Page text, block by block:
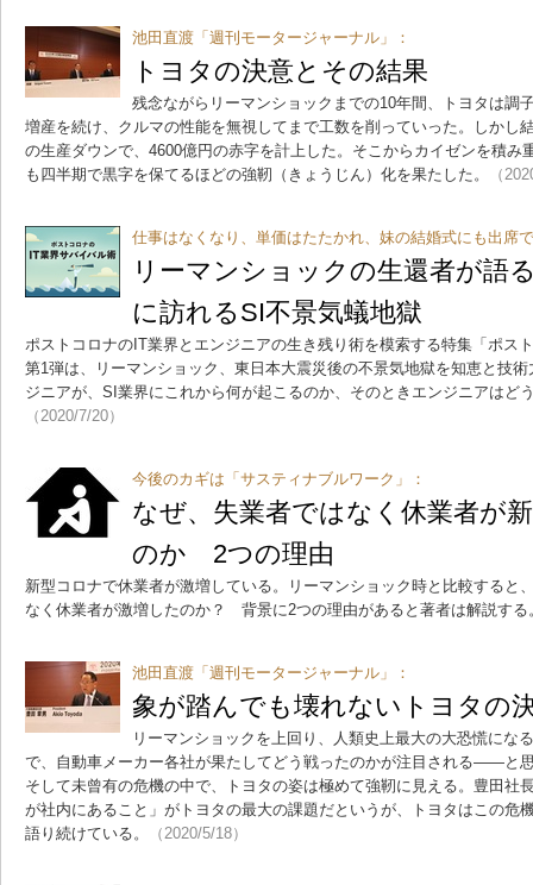
池田直渡「週刊モータージャーナル」：
トヨタの決意とその結果
残念ながらリーマンショックまでの10年間、トヨタは調
増産を続け、クルマの性能を無視してまで工数を削っていった。しかし
の生産ダウンで、4600億円の赤字を計上した。そこからカイゼンを積み
も四半期で黒字を保てるほどの強靭（きょうじん）化を果たした。
（
仕事はなくなり、単価はたたかれ、妹の結婚式にも出席
リーマンショックの生還者が語
に訪れるSI不景気蟻地獄
ポストコロナのIT業界とエンジニアの生き残り術を模索する特集「ポス
第1弾は、リーマンショック、東日本大震災後の不景気地獄を知恵と技
ジニアが、SI業界にこれから何が起こるのか、そのときエンジニアはど
（2020/7/20）
今後のカギは「サスティナブルワーク」：
なぜ、失業者ではなく休業者が
のか 2つの理由
新型コロナで休業者が激増している。リーマンショック時と比較すると
なく休業者が激増したのか？ 背景に2つの理由があると著者は解説する
池田直渡「週刊モータージャーナル」：
象が踏んでも壊れないトヨタの
リーマンショックを上回り、人類史上最大の大恐慌にな
で、自動車メーカー各社が果たしてどう戦ったのかが注目される――と
そして未曾有の危機の中で、トヨタの姿は極めて強靭に見える。豊田社
が社内にあること」がトヨタの最大の課題だというが、トヨタはこの危
語り続けている。
（2020/5/18）